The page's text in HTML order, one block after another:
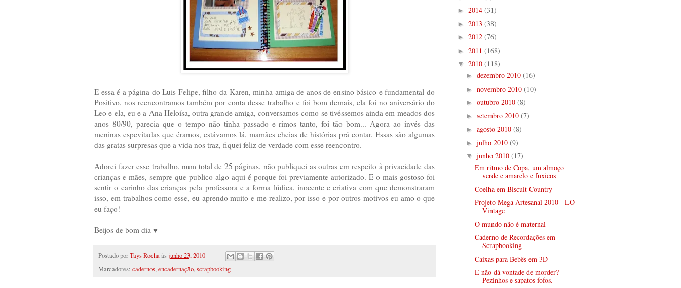
E essa é a página do Luis Felipe, filho da Karen, minha amiga de anos de ensino básico e fundamental do
Positivo, nos reencontramos também por conta desse trabalho e foi bom demais, ela foi no aniversário do
Leo e ela, eu e a Ana Heloísa, outra grande amiga, conversamos como se tivéssemos ainda em meados dos
anos 80/90, parecia que o tempo não tinha passado e rimos tanto, foi tão bom... Agora ao invés das
meninas espevitadas que éramos, estávamos lá, mamães cheias de histórias prá contar. Essas são algumas
das gratas surpresas que a vida nos traz, fiquei feliz de verdade com esse reencontro.
Adorei fazer esse trabalho, num total de 25 páginas, não publiquei as outras em respeito à privacidade das
crianças e mães, sempre que publico algo aqui é porque foi previamente autorizado. E o mais gostoso foi
sentir o carinho das crianças pela professora e a forma lúdica, inocente e criativa com que demonstraram
isso, em trabalhos como esse, eu aprendo muito e me realizo, por isso e por outros motivos eu amo o que
eu faço!
Beijos de bom dia ♥
Postado porTays Rochaàsjunho 23, 2010
Marcadores: cadernos,encadernação,scrapbooking
► 2014 (31)
► 2013 (38)
► 2012 (76)
► 2011 (168)
▼ 2010 (118)
► dezembro 2010 (16)
► novembro 2010 (10)
► outubro 2010 (8)
► setembro 2010 (7)
► agosto 2010 (8)
► julho 2010 (9)
▼ junho 2010 (17)
Em ritmo de Copa, um almoço
verde e amarelo e fuxicos
Coelha em Biscuit Country
Projeto Mega Artesanal 2010 - LO
Vintage
O mundo não é maternal
Caderno de Recordações em
Scrapbooking
Caixas para Bebês em 3D
E não dá vontade de morder?
Pezinhos e sapatos fofos.